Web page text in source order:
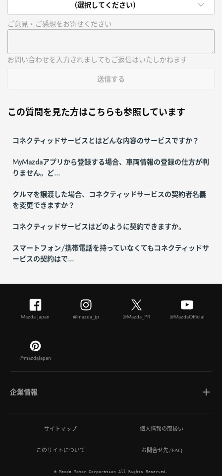
(選択してください)
ご意見・ご感想をお寄せください
お問い合わせを入力されましてもご返信はいたしかねます
送信する
この質問を見た方はこちらも参照しています
コネクティッドサービスとはどんな内容のサービスですか？
MyMazdaアプリから登録する場合、車両情報の登録の仕方が判
りません。ど...
クルマを譲渡した場合、コネクティッドサービスの契約者名義
を変更できますか？
コネクティッドサービスはどのように契約できますか。
スマートフォン/携帯電話を持っていなくてもコネクティッドサ
ービスの契約はで...
Mazda Japan @mazda_jp @Mazda_PR @MazdaOfficial
@mazdajapan
企業情報
マツダについて
ひとを想う価値創造
サイトマップ 個人情報の取扱い
このサイトについて お問合せ先/FAQ
© Mazda Motor Corporation All Rights Reserved.